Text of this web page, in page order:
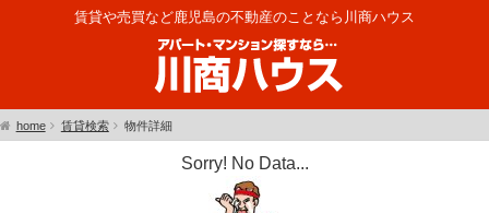
賃貸や売買など鹿児島の不動産のことなら川商ハウス
home 賃貸検索 物件詳細
Sorry! No Data...